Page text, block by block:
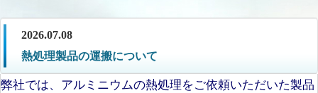
2026.07.08
熱処理製品の運搬について
弊社では、アルミニウムの熱処理をご依頼いただいた製品